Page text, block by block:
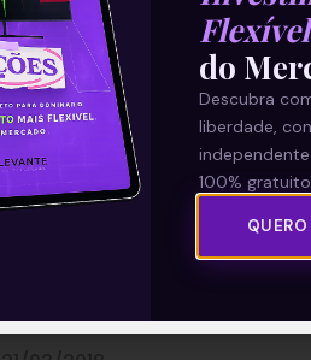
Aprenda como investir
de Valores
Provavelmente você já deve ter
falar sobre o mercado acionário,
ainda não saiba muito bem
Bolsa de valores. Se este for o
Flexível
do
Descubra
liberdade,
100%